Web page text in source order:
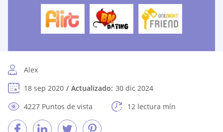
Alex
18 sep 2020
Actualizado: 30 dic 2024
4227 Puntos de vista
12 lectura mín